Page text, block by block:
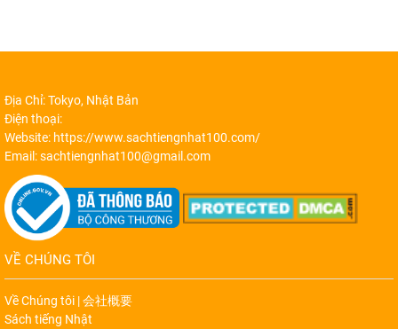
Địa Chỉ: Tokyo, Nhật Bản
Điện thoại:
Website: https://www.sachtiengnhat100.com/
Email: sachtiengnhat100@gmail.com
VỀ CHÚNG TÔI
Về Chúng tôi | 会社概要
Sách tiếng Nhật